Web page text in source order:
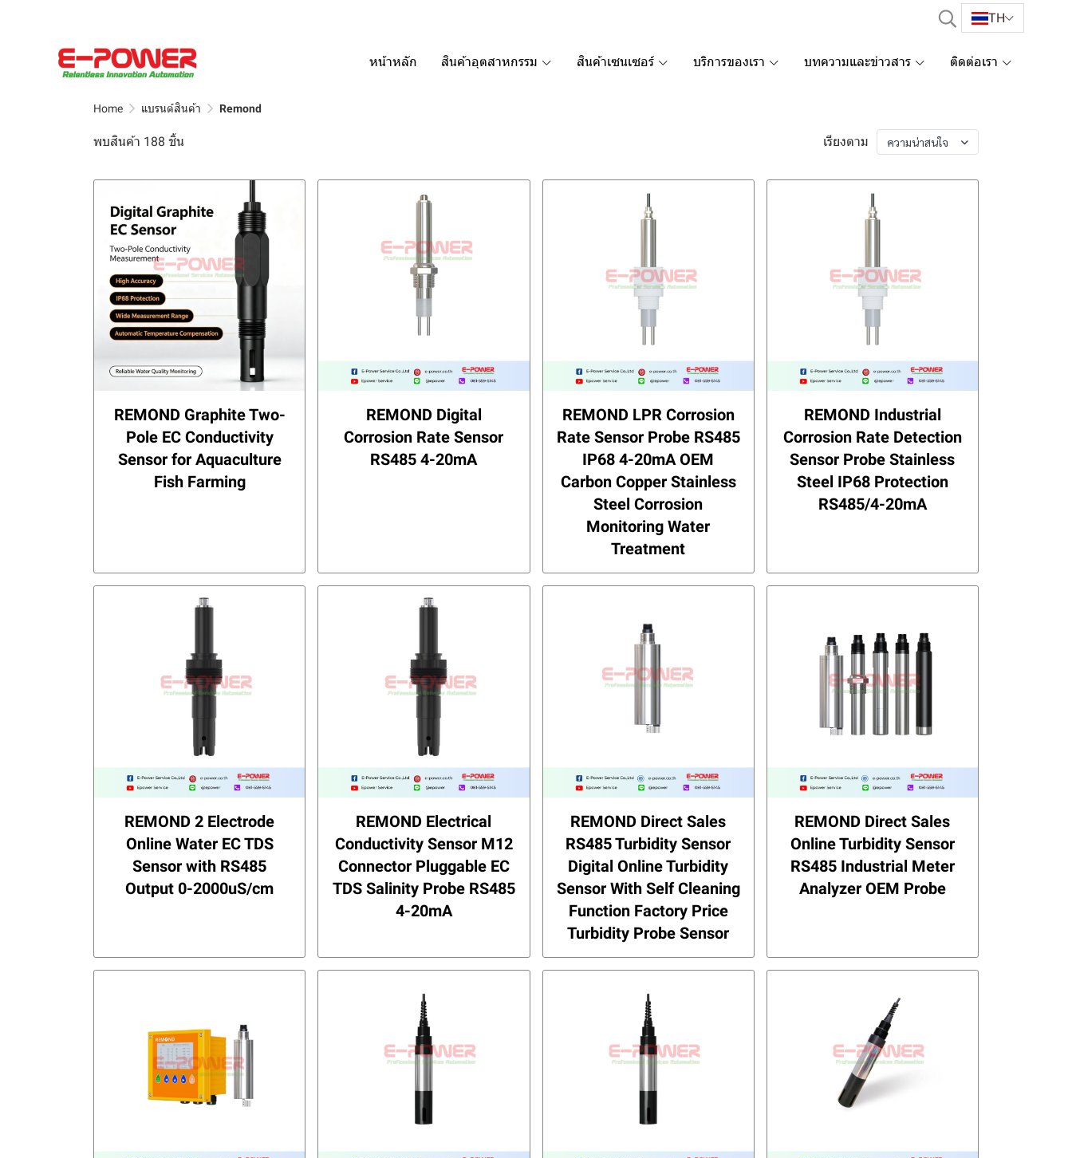
TH
หน้าหลัก สินค้าอุตสาหกรรม สินค้าเซนเซอร์ บริการของเรา บทความและข่าวสาร ติดต่อเรา
Home แบรนด์สินค้า Remond
พบสินค้า 188 ชิ้น เรียงตาม ความน่าสนใจ
REMOND Graphite Two-
Pole EC Conductivity
Sensor for Aquaculture
Fish Farming
REMOND Digital
Corrosion Rate Sensor
RS485 4-20mA
REMOND LPR Corrosion
Rate Sensor Probe RS485
IP68 4-20mA OEM
Carbon Copper Stainless
Steel Corrosion
Monitoring Water
Treatment
REMOND Industrial
Corrosion Rate Detection
Sensor Probe Stainless
Steel IP68 Protection
RS485/4-20mA
REMOND 2 Electrode
Online Water EC TDS
Sensor with RS485
Output 0-2000uS/cm
REMOND Electrical
Conductivity Sensor M12
Connector Pluggable EC
TDS Salinity Probe RS485
4-20mA
REMOND Direct Sales
RS485 Turbidity Sensor
Digital Online Turbidity
Sensor With Self Cleaning
Function Factory Price
Turbidity Probe Sensor
REMOND Direct Sales
Online Turbidity Sensor
RS485 Industrial Meter
Analyzer OEM Probe